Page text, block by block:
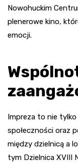
Nowohuckim
plenerowe kino,
emocji.
Impreza to nie
społeczności oraz
między dzielnicą a
tym Dzielnica XVIII